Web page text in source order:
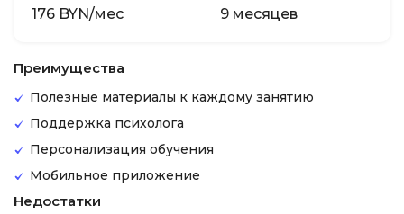
176 BYN/мес 9 месяцев
Преимущества
Полезные материалы к каждому занятию
Поддержка психолога
Персонализация обучения
Мобильное приложение
Недостатки